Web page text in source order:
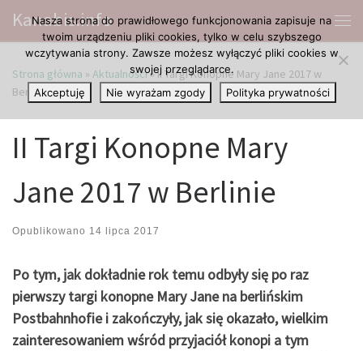
Przejdź do treści
Kanabis.info
Strona główna » Aktualności»II Targi Konopne Mary Jane 2017 w
Berlinie
II Targi Konopne Mary
Jane 2017 w Berlinie
Opublikowano 14 lipca 2017
Po tym, jak dokładnie rok temu odbyły się po raz
pierwszy targi konopne Mary Jane na berlińskim
Postbahnhofie i zakończyły, jak się okazało, wielkim
zainteresowaniem wśród przyjaciół konopi a tym
Nasza strona do prawidłowego funkcjonowania zapisuje na
twoim urządzeniu pliki cookies, tylko w celu szybszego
wczytywania strony. Zawsze możesz wyłączyć pliki cookies w
swojej przeglądarce.
Akceptuję
Nie wyrażam zgody Polityka prywatności